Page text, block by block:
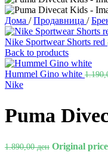
Дома / Продавница /
Nike Sportwear Shorts red
Back to products
Hummel Gino white
Nike
Puma
1.890,00ден Original price